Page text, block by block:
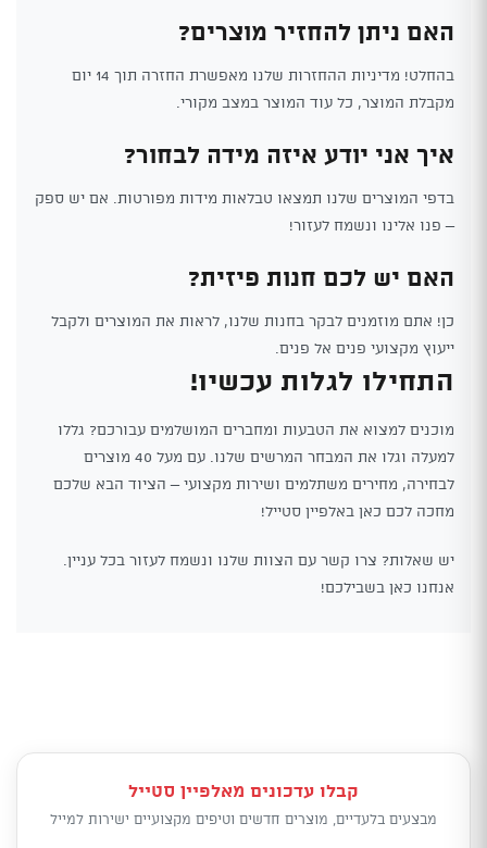
האם ניתן להחזיר מוצרים?
בהחלט! מדיניות ההחזרות שלנו מאפשרת החזרה תוך 14 יום
מקבלת המוצר, כל עוד המוצר במצב מקורי.
איך אני יודע איזה מידה לבחור?
בדפי המוצרים שלנו תמצאו טבלאות מידות מפורטות. אם יש ספק
– פנו אלינו ונשמח לעזור!
האם יש לכם חנות פיזית?
כן! אתם מוזמנים לבקר בחנות שלנו, לראות את המוצרים ולקבל
ייעוץ מקצועי פנים אל פנים.
התחילו לגלות עכשיו!
מוכנים למצוא את הטבעות ומחברים המושלמים עבורכם? גללו
למעלה וגלו את המבחר המרשים שלנו. עם מעל 40 מוצרים
לבחירה, מחירים משתלמים ושירות מקצועי – הציוד הבא שלכם
מחכה לכם כאן באלפיין סטייל!
יש שאלות? צרו קשר עם הצוות שלנו ונשמח לעזור בכל עניין.
אנחנו כאן בשבילכם!
קבלו עדכונים מאלפיין סטייל
מבצעים בלעדיים, מוצרים חדשים וטיפים מקצועיים ישירות למייל